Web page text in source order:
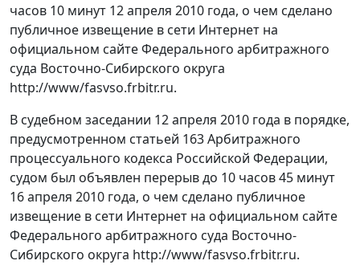
часов 10 минут 12 апреля 2010 года, о чем сделано
публичное извещение в сети Интернет на
официальном сайте Федерального арбитражного
суда Восточно-Сибирского округа
http://www/fasvso.frbitr.ru.
В судебном заседании 12 апреля 2010 года в порядке,
предусмотренном статьей 163 Арбитражного
процессуального кодекса Российской Федерации,
судом был объявлен перерыв до 10 часов 45 минут
16 апреля 2010 года, о чем сделано публичное
извещение в сети Интернет на официальном сайте
Федерального арбитражного суда Восточно-
Сибирского округа http://www/fasvso.frbitr.ru.